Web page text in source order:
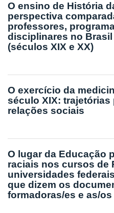
O ensino de História
perspectiva
professores,
disciplinares no Brasil
(séculos XIX e XX)
O exercício da
século XIX:
relações sociais
O lugar da Educação
raciais nos cursos de
universidades
que dizem os
formadoras/es e as/